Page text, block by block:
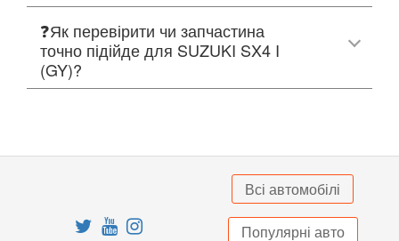
❓Як перевірити чи запчастина
точно підійде для SUZUKI SX4 I
(GY)?
Всі автомобілі
Популярні авто